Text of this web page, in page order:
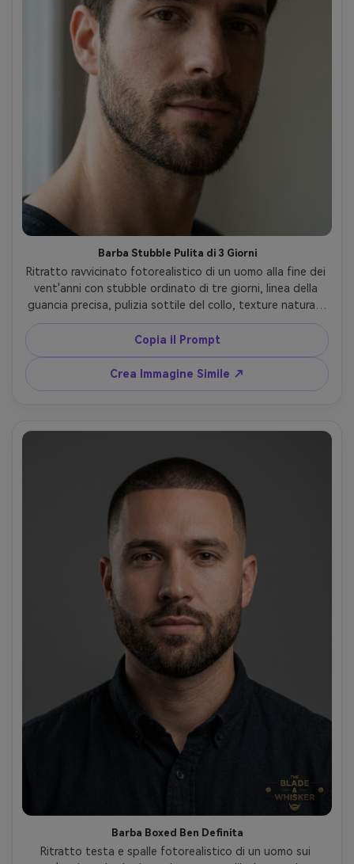
Barba Stubble Pulita di 3 Giorni
Ritratto ravvicinato fotorealistico di un uomo alla fine dei
vent'anni con stubble ordinato di tre giorni, linea della
guancia precisa, pulizia sottile del collo, texture naturale
della barba con pori visibili, luce soffusa laterale da una
finestra, sfondo neutro, scatto Sony A7IV 85mm f/1.4,
profondità di campo ridotta, fuoco sugli occhi e sulla
barba, look da campagna editoriale grooming, pelle e
capelli realistici --ar 4:5
Copia il Prompt
Crea Immagine Simile ↗
Barba Boxed Ben Definita
Ritratto testa e spalle fotorealistico di un uomo sui